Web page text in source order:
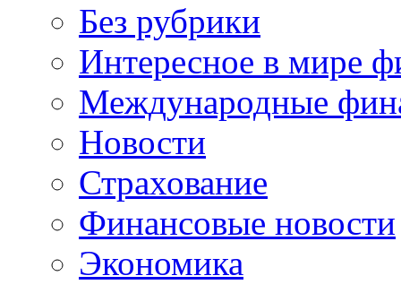
Без рубрики
Интересное в мире
Международные
Новости
Страхование
Финансовые новости
Экономика